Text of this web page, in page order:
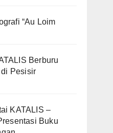
“Au Loim
Berburu
Pesisir
KATALIS –
Buku